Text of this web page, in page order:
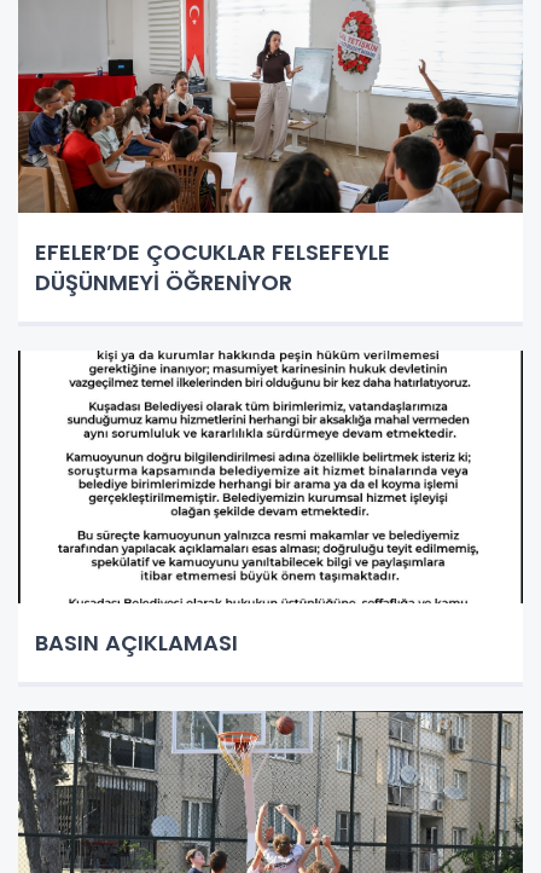
EFELER’DE ÇOCUKLAR FELSEFEYLE
DÜŞÜNMEYİ ÖĞRENİYOR
BASIN AÇIKLAMASI